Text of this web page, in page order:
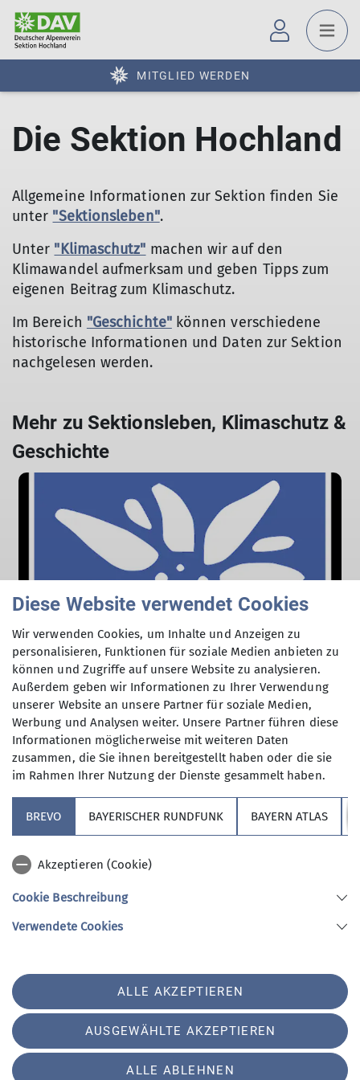
MITGLIED WERDEN
Die Sektion Hochland
Allgemeine Informationen zur Sektion finden Sie
unter "Sektionsleben".
Unter "Klimaschutz" machen wir auf den
Klimawandel aufmerksam und geben Tipps zum
eigenen Beitrag zum Klimaschutz.
Im Bereich "Geschichte"können verschiedene
historische Informationen und Daten zur Sektion
nachgelesen werden.
Mehr zu Sektionsleben, Klimaschutz &
Geschichte
Sektionsleben
Redaktion Website
Sektion Hochland des Deutschen Alpenvereins e.V.
Telefon +49894487946
Datenschutz-Einstellungen
Datenschutz
Impressum
Diese Website verwendet Cookies
Wir verwenden Cookies, um Inhalte und Anzeigen zu
personalisieren, Funktionen für soziale Medien anbieten zu
können und Zugriffe auf unsere Website zu analysieren.
Außerdem geben wir Informationen zu Ihrer Verwendung
unserer Website an unsere Partner für soziale Medien,
Werbung und Analysen weiter. Unsere Partner führen diese
Informationen möglicherweise mit weiteren Daten
zusammen, die Sie ihnen bereitgestellt haben oder die sie
im Rahmen Ihrer Nutzung der Dienste gesammelt haben.
BREVO BAYERISCHER RUNDFUNK BAYERN ATLAS
Akzeptieren (Cookie)
Cookie Beschreibung
Verwendete Cookies
ALLE AKZEPTIEREN
AUSGEWÄHLTE AKZEPTIEREN
ALLE ABLEHNEN